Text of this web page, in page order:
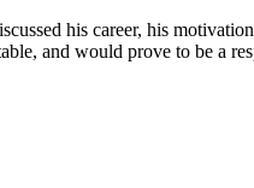
his career, his
and would prove to be a